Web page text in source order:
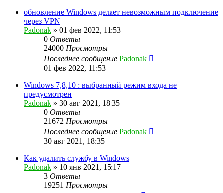
обновление Windows делает невозможным подключение
через VPN
Padonak » 01 фев 2022, 11:53
0 Ответы
24000 Просмотры
Последнее сообщение Padonak
01 фев 2022, 11:53
Windows 7,8,10 : выбранный режим входа не
предусмотрен
Padonak » 30 авг 2021, 18:35
0 Ответы
21672 Просмотры
Последнее сообщение Padonak
30 авг 2021, 18:35
Как удалить службу в Windows
Padonak » 10 янв 2021, 15:17
3 Ответы
19251 Просмотры